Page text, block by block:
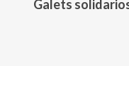
Galets